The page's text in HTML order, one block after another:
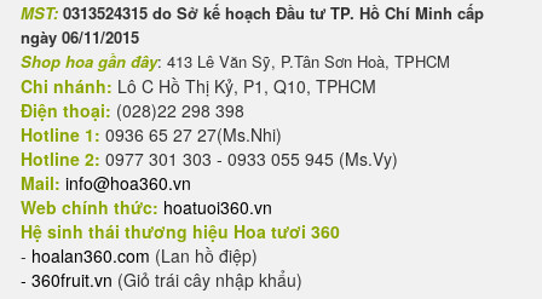
MST: 0313524315 do Sở kế hoạch Đầu tư TP. Hồ Chí Minh cấp
ngày 06/11/2015
Shop hoa gần đây: 413 Lê Văn Sỹ, P.Tân Sơn Hoà, TPHCM
Chi nhánh: Lô C Hồ Thị Kỷ, P1, Q10, TPHCM
Điện thoại: (028)22 298 398
Hotline 1: 0936 65 27 27(Ms.Nhi)
Hotline 2: 0977 301 303 - 0933 055 945 (Ms.Vy)
Mail: info@hoa360.vn
Web chính thức: hoatuoi360.vn
Hệ sinh thái thương hiệu Hoa tươi 360
- hoalan360.com (Lan hồ điệp)
- 360fruit.vn (Giỏ trái cây nhập khẩu)